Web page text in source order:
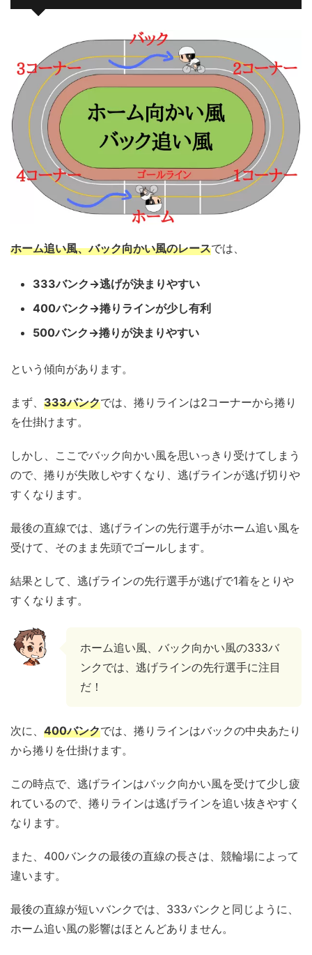
ホーム追い風、バック向かい風のレースでは、
333バンク→逃げが決まりやすい
400バンク→捲りラインが少し有利
500バンク→捲りが決まりやすい
という傾向があります。
まず、 333バンクでは、捲りラインは2コーナーから捲り
を仕掛けます。
しかし、ここでバック向かい風を思いっきり受けてしまう
ので、捲りが失敗しやすくなり、逃げラインが逃げ切りや
すくなります。
最後の直線では、逃げラインの先行選手がホーム追い風を
受けて、そのまま先頭でゴールします。
結果として、逃げラインの先行選手が逃げで1着をとりや
すくなります。
ホーム追い風、バック向かい風の333バ
ンクでは、逃げラインの先行選手に注目
だ！
次に、 400バンクでは、捲りラインはバックの中央あたり
から捲りを仕掛けます。
この時点で、逃げラインはバック向かい風を受けて少し疲
れているので、捲りラインは逃げラインを追い抜きやすく
なります。
また、400バンクの最後の直線の長さは、競輪場によって
違います。
最後の直線が短いバンクでは、333バンクと同じように、
ホーム追い風の影響はほとんどありません。